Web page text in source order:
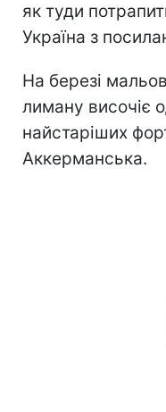
як туди
Україна з
На березі
лиману височіє
найстаріших
Аккерманська.